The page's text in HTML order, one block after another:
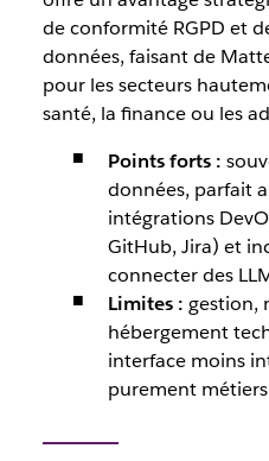
de conformité RGPD et
données, faisant de
pour les secteurs
santé, la finance ou les
Points forts :
données, parfait
intégrations
GitHub, Jira) et
connecter des
Limites : gestion,
hébergement
interface moins
purement